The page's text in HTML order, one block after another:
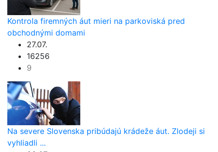
Kontrola firemných áut mieri na parkoviská pred
obchodnými domami
27.07.
16256
9
Na severe Slovenska pribúdajú krádeže áut. Zlodeji si
vyhliadli ...